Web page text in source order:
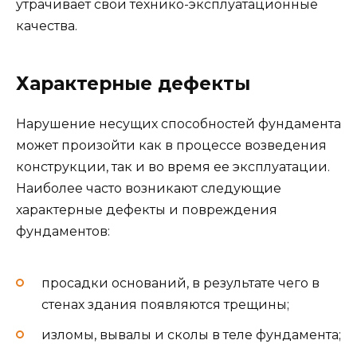
утрачивает свои технико-эксплуатационные
качества.
Характерные дефекты
Нарушение несущих способностей фундамента
может произойти как в процессе возведения
конструкции, так и во время ее эксплуатации.
Наиболее часто возникают следующие
характерные дефекты и повреждения
фундаментов:
просадки оснований, в результате чего в
стенах здания появляются трещины;
изломы, вывалы и сколы в теле фундамента;